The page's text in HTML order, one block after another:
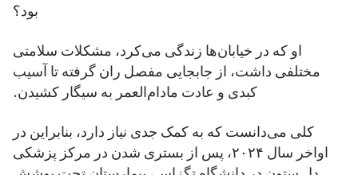
بود؟
او که در خیابان‌ها زندگی می‌کرد، مشکلات سلامتی
مختلفی داشت، از جابجایی مفصل ران گرفته تا آسیب
کبدی و عادت مادام‌العمر به سیگار کشیدن.
کلی می‌دانست که به کمک جدی نیاز دارد، بنابراین در
اواخر سال ۲۰۲۴، پس از بستری شدن در مرکز پزشکی